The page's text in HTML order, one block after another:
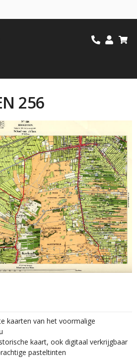
256
kaarten van het voormalige
kaart, ook digitaal verkrijgbaar
pasteltinten